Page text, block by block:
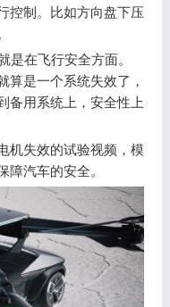
控制。比如方向盘下压
是在飞行安全方面。
算是一个系统失效了，
备用系统上，安全性上
机失效的试验视频，模
障汽车的安全。